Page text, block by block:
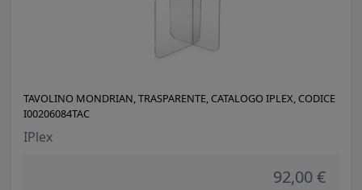
TAVOLINO MONDRIAN, TRASPARENTE, CATALOGO IPLEX, CODICE
I00206084TAC
IPlex
92,00 €